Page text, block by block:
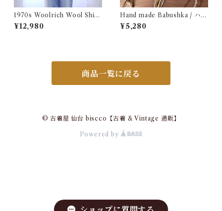
1970s Woolrich Wool Shirt
CPO / 70年代 白タグ ウール
リッチ 三色 ブロック チェック
¥12,980
Hand made Babushka / ハン
ドメイド バブーシュカ
¥5,280
商品一覧に戻る
© 古着屋 仙台 biscco【古着 & Vintage 通販】
Powered by